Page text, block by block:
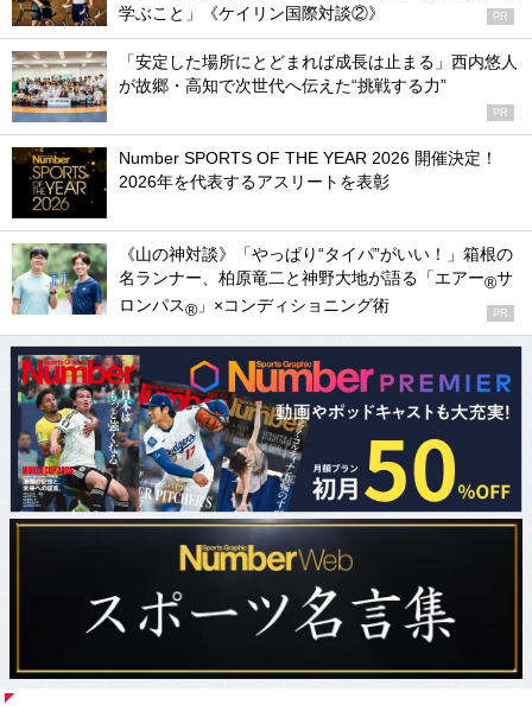
学ぶこと」《ケイリン国際対談②》
PR
「安定した場所にとどまれば成長は止まる」西内悠人
が故郷・高知で次世代へ伝えた“挑戦する力”
PR
Number SPORTS OF THE YEAR 2026 開催決定！
2026年を代表するアスリートを表彰
《山の神対談》「やっぱり“タイパ”がいい！」箱根の
名ランナー、柏原竜二と神野大地が語る「エアー®サ
ロンパス® 」×コンディショニング術 PR